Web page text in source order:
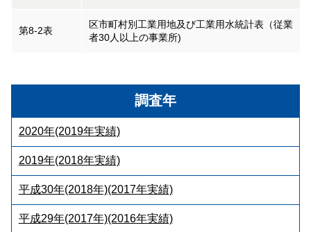
調査年
2020年(2019年実績)
2019年(2018年実績)
平成30年(2018年)(2017年実績)
平成29年(2017年)(2016年実績)
第8-2表
区市町村別工業用地及び工業用水統計表（従業
者30人以上の事業所)